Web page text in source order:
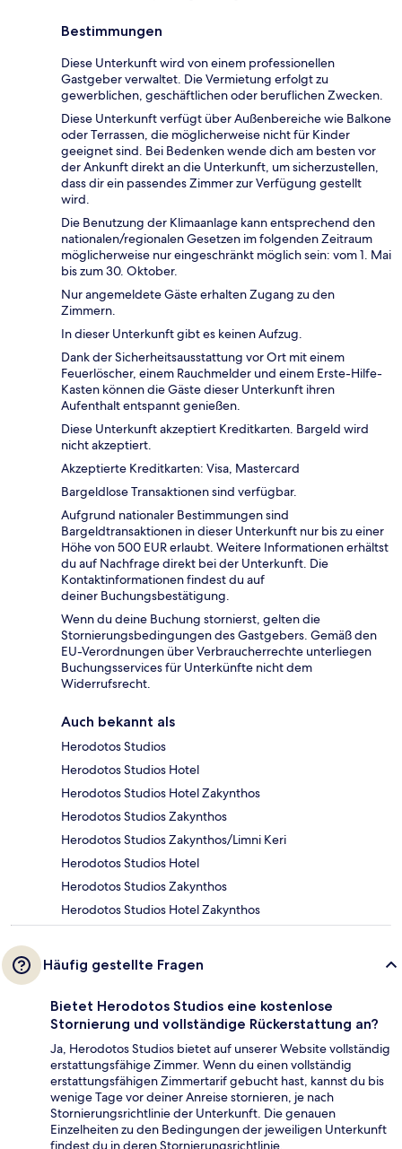
Bestimmungen
Diese Unterkunft wird von einem professionellen
Gastgeber verwaltet. Die Vermietung erfolgt zu
gewerblichen, geschäftlichen oder beruflichen Zwecken.
Diese Unterkunft verfügt über Außenbereiche wie Balkone
oder Terrassen, die möglicherweise nicht für Kinder
geeignet sind. Bei Bedenken wende dich am besten vor
der Ankunft direkt an die Unterkunft, um sicherzustellen,
dass dir ein passendes Zimmer zur Verfügung gestellt
wird.
Die Benutzung der Klimaanlage kann entsprechend den
nationalen/regionalen Gesetzen im folgenden Zeitraum
möglicherweise nur eingeschränkt möglich sein: vom 1. Mai
bis zum 30. Oktober.
Nur angemeldete Gäste erhalten Zugang zu den
Zimmern.
In dieser Unterkunft gibt es keinen Aufzug.
Dank der Sicherheitsausstattung vor Ort mit einem
Feuerlöscher, einem Rauchmelder und einem Erste-Hilfe-
Kasten können die Gäste dieser Unterkunft ihren
Aufenthalt entspannt genießen.
Diese Unterkunft akzeptiert Kreditkarten. Bargeld wird
nicht akzeptiert.
Akzeptierte Kreditkarten: Visa, Mastercard
Bargeldlose Transaktionen sind verfügbar.
Aufgrund nationaler Bestimmungen sind
Bargeldtransaktionen in dieser Unterkunft nur bis zu einer
Höhe von 500 EUR erlaubt. Weitere Informationen erhältst
du auf Nachfrage direkt bei der Unterkunft. Die
Kontaktinformationen findest du auf
deiner Buchungsbestätigung.
Wenn du deine Buchung stornierst, gelten die
Stornierungsbedingungen des Gastgebers. Gemäß den
EU-Verordnungen über Verbraucherrechte unterliegen
Buchungsservices für Unterkünfte nicht dem
Widerrufsrecht.
Auch bekannt als
Herodotos Studios
Herodotos Studios Hotel
Herodotos Studios Hotel Zakynthos
Herodotos Studios Zakynthos
Herodotos Studios Zakynthos/Limni Keri
Herodotos Studios Hotel
Herodotos Studios Zakynthos
Herodotos Studios Hotel Zakynthos
Häufig gestellte Fragen
Bietet Herodotos Studios eine kostenlose
Stornierung und vollständige Rückerstattung an?
Ja, Herodotos Studios bietet auf unserer Website vollständig
erstattungsfähige Zimmer. Wenn du einen vollständig
erstattungsfähigen Zimmertarif gebucht hast, kannst du bis
wenige Tage vor deiner Anreise stornieren, je nach
Stornierungsrichtlinie der Unterkunft. Die genauen
Einzelheiten zu den Bedingungen der jeweiligen Unterkunft
findest du in deren Stornierungsrichtlinie.